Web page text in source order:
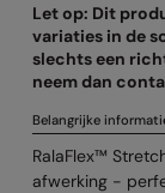
Let op: Dit
variaties in de
slechts een
neem dan
Belangrijke
RalaFlex™
afwerking -